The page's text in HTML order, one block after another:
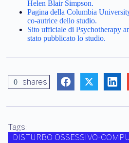
Helen Blair Simpson.
Pagina della Columbia
co-autrice dello studio.
Sito ufficiale di Psychotherapy
stato pubblicato lo studio.
0 shares
Tags:
DISTURBO OSSESSIVO-